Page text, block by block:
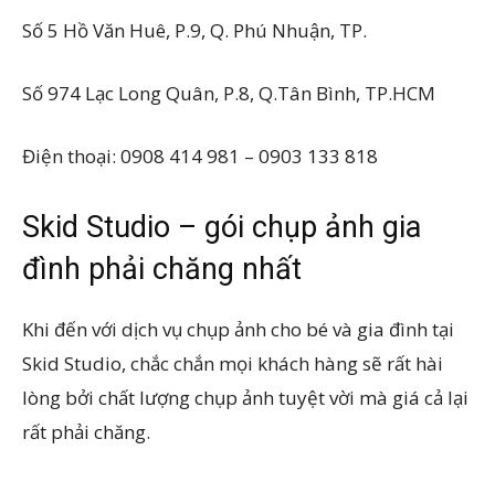
Số 5 Hồ Văn Huê, P.9, Q. Phú Nhuận, TP.
Số 974 Lạc Long Quân, P.8, Q.Tân Bình, TP.HCM
Điện thoại: 0908 414 981 – 0903 133 818
Skid Studio – gói chụp ảnh gia
đình phải chăng nhất
Khi đến với dịch vụ chụp ảnh cho bé và gia đình tại
Skid Studio, chắc chắn mọi khách hàng sẽ rất hài
lòng bởi chất lượng chụp ảnh tuyệt vời mà giá cả lại
rất phải chăng.